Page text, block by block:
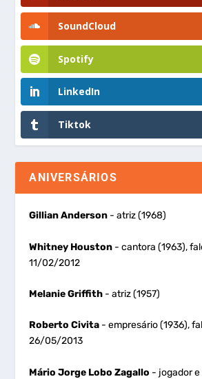
SoundCloud
Spotify
LinkedIn
Tiktok
ANIVERSÁRIOS
Gillian Anderson - atriz (1968)
Whitney Houston - cantora (1963),
11/02/2012
Melanie Griffith - atriz (1957)
Roberto Civita - empresário (1936),
26/05/2013
Mário Jorge Lobo Zagallo - jogador